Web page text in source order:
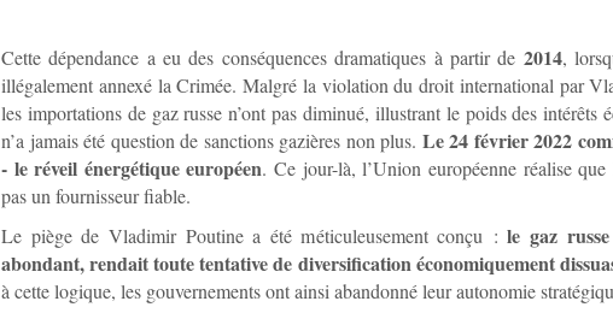
Cette dépendance a eu des conséquences dramatiques à partir de 2014,
illégalement annexé la Crimée. Malgré la violation du droit international par
les importations de gaz russe n’ont pas diminué, illustrant le poids des intérêts
n’a jamais été question de sanctions gazières non plus. Le 24 février 2022
- le réveil énergétique européen. Ce jour-là, l’Union européenne réalise que
pas un fournisseur fiable.
Le piège de Vladimir Poutine a été méticuleusement conçu :le gaz
abondant, rendait toute tentative de diversification économiquement
à cette logique, les gouvernements ont ainsi abandonné leur autonomie